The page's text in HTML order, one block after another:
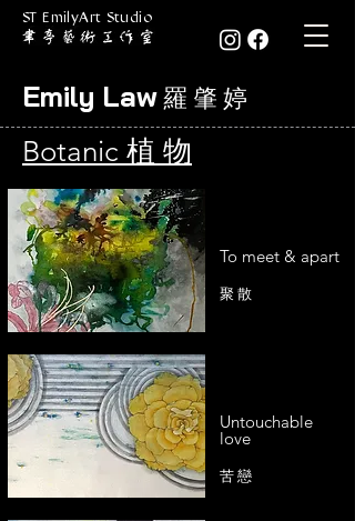
ST EmilyArt Studio
Emily Law 羅 肇 婷
Botanic 植 物
To meet & apart
聚 散
Untouchable
love
苦 戀